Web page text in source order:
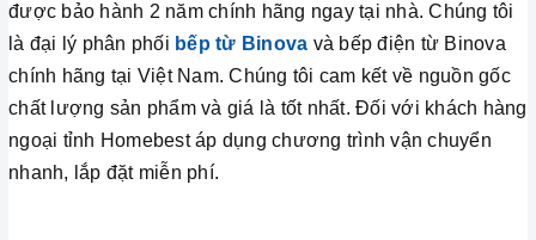
được bảo hành 2 năm chính hãng ngay tại nhà. Chúng tôi
là đại lý phân phối bếp từ Binova và bếp điện từ Binova
chính hãng tại Việt Nam. Chúng tôi cam kết về nguồn gốc
chất lượng sản phẩm và giá là tốt nhất. Đối với khách hàng
ngoại tỉnh Homebest áp dụng chương trình vận chuyển
nhanh, lắp đặt miễn phí.